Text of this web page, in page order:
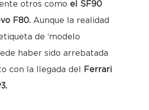
otros como el SF90
F80. Aunque la realidad
de ‘modelo
haber sido arrebatada
con la llegada del
Ferrari